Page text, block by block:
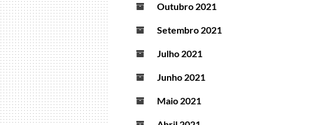
Outubro 2021
Setembro 2021
Julho 2021
Junho 2021
Maio 2021